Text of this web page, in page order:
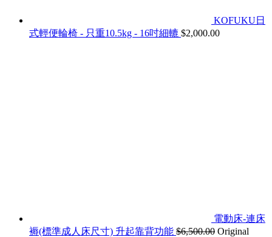
KOFUKU日
式輕便輪椅 - 只重10.5kg - 16吋細轆 $2,000.00
電動床-連床
褥(標準成人床尺寸) 升起靠背功能 $6,500.00 Original